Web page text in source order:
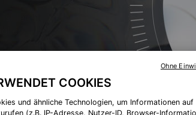
COOKIES
und ähnliche Technologien, um Informationen auf
(z.B. IP-Adresse, Nutzer-ID, Browser-
Ohne